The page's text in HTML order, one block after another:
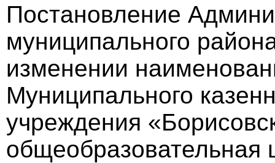
Постановление
муниципального
изменении
Муниципального
учреждения
общеобразовательная